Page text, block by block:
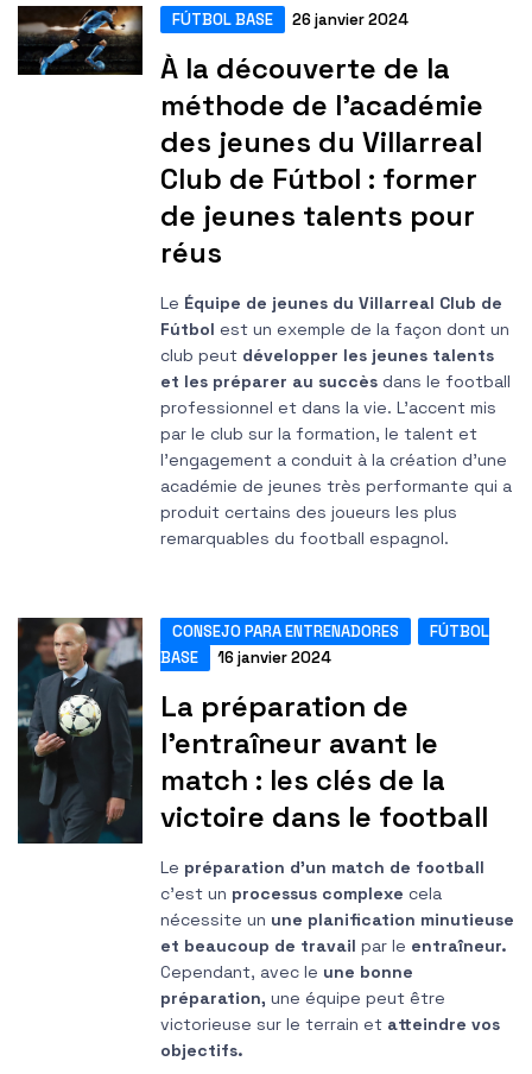
FÚTBOL BASE 26 janvier 2024
À la découverte de la
méthode de l'académie
des jeunes du Villarreal
Club de Fútbol : former
de jeunes talents pour
réus
Le Équipe de jeunes du Villarreal Club de
Fútbol est un exemple de la façon dont un
club peut développer les jeunes talents
et les préparer au succèsdans le football
professionnel et dans la vie. L'accent mis
par le club sur la formation, le talent et
l'engagement a conduit à la création d'une
académie de jeunes très performante qui a
produit certains des joueurs les plus
remarquables du football espagnol.
CONSEJO PARA ENTRENADORES
FÚTBOL
BASE
16 janvier 2024
La préparation de
l'entraîneur avant le
match : les clés de la
victoire dans le football
Le préparation d'un match de football
c'est un processus complexe cela
nécessite un une planification minutieuse
et beaucoup de travail par le entraîneur.
Cependant, avec le une bonne
préparation, une équipe peut être
victorieuse sur le terrain et atteindre vos
objectifs.